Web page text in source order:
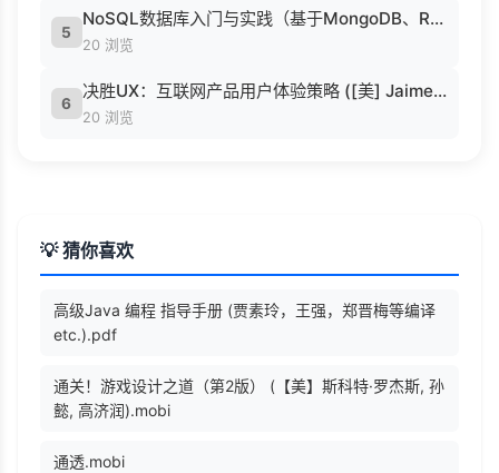
5
NoSQL数据库入门与实践（基于MongoDB、Redis） (刘瑜 刘胜松).pdf
20 浏览
6
决胜UX：互联网产品用户体验策略 ([美] Jaime Levy [[美] Jaime Levy]).epub
20 浏览
💡 猜你喜欢
高级Java 编程 指导手册 (贾素玲，王强，郑晋梅等编译
etc.).pdf
通关！游戏设计之道（第2版） (【美】斯科特·罗杰斯, 孙
懿, 高济润).mobi
通透.mobi